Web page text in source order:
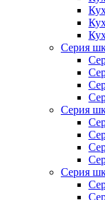
Серия
Серия
Серия